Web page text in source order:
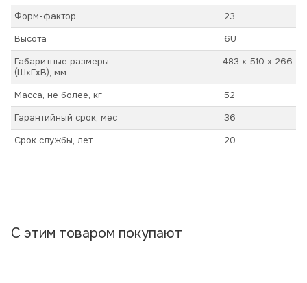
Форм-фактор
23
Высота
6U
Габаритные размеры
(ШхГхВ), мм
483 х 510 х 266
Масса, не более, кг
52
Гарантийный срок, мес
36
Срок службы, лет
20
С этим товаром покупают